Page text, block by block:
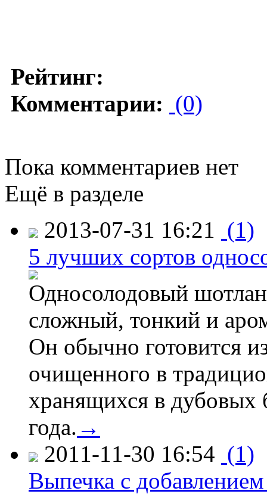
Рейтинг:
Комментарии: (0)
Пока комментариев нет
Ещё в разделе
2013-07-31 16:21 (1)
5 лучших сортов
Односолодовый
сложный, тонкий и
Он обычно готовится
очищенного в
хранящихся в
года. →
2011-11-30 16:54 (1)
Выпечка с